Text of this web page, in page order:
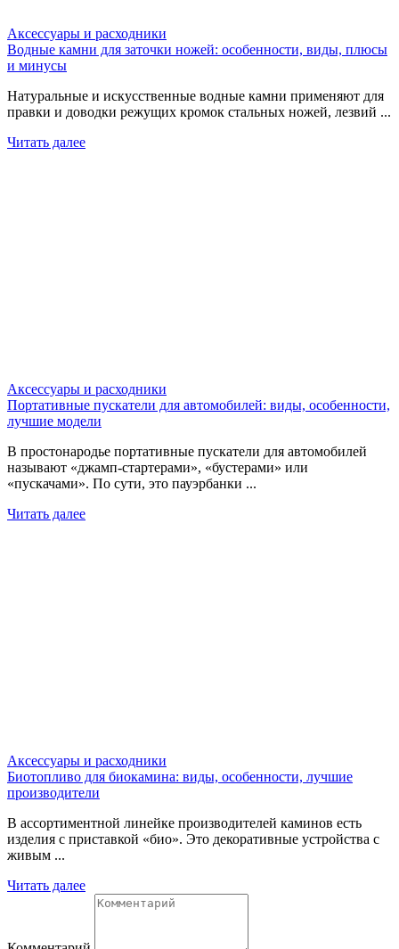
Аксессуары и расходники
Водные камни для заточки ножей: особенности, виды, плюсы
и минусы
Натуральные и искусственные водные камни применяют для
правки и доводки режущих кромок стальных ножей, лезвий ...
Читать далее
Аксессуары и расходники
Портативные пускатели для автомобилей: виды, особенности,
лучшие модели
В простонародье портативные пускатели для автомобилей
называют «джамп-стартерами», «бустерами» или
«пускачами». По сути, это пауэрбанки ...
Читать далее
Аксессуары и расходники
Биотопливо для биокамина: виды, особенности, лучшие
производители
В ассортиментной линейке производителей каминов есть
изделия с приставкой «био». Это декоративные устройства с
живым ...
Читать далее